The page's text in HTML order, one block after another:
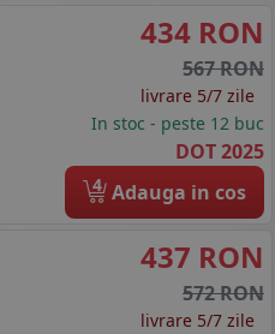
434 RON
567 RON
livrare 5/7 zile
In stoc - peste 12 buc
DOT 2025
4 Adauga in cos
437 RON
572 RON
livrare 5/7 zile